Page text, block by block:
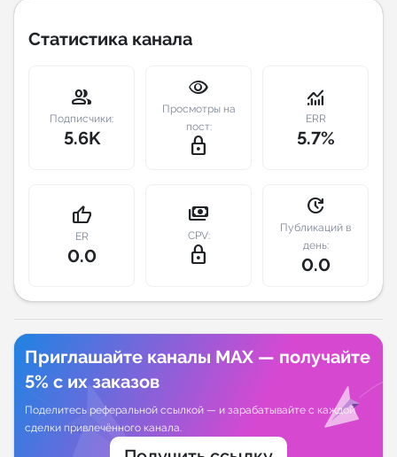
Индивидуальное сопровождение
Аналитика Telegram
Статистика канала
group
Подписчики:
5.6K
visibility
Просмотры на
пост:
lock_outline
monitoring
ERR
5.7%
thumb_up
ER
0.0
payments
CPV:
lock_outline
update
Публикаций в
день:
0.0
Приглашайте каналы MAX — получайте
5% с их заказов
Поделитесь реферальной ссылкой — и зарабатывайте с каждой
сделки привлечённого канала.